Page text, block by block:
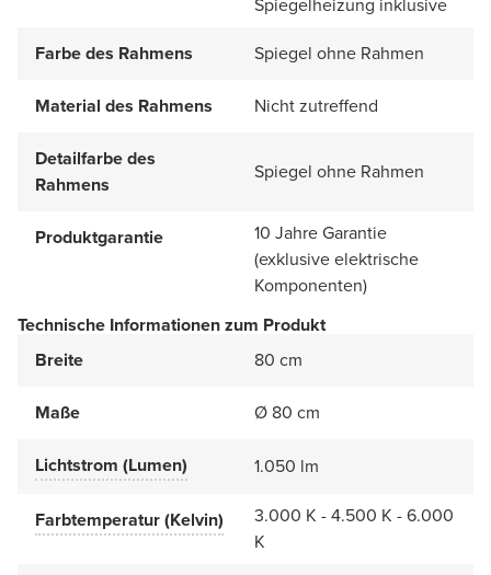
Farbe des Rahmens
Spiegel ohne Rahmen
Material des Rahmens Nicht zutreffend
Detailfarbe des
Rahmens
Spiegel ohne Rahmen
Produktgarantie
10 Jahre Garantie
(exklusive elektrische
Komponenten)
Technische Informationen zum Produkt
Breite
80 cm
Maße Ø 80 cm
Lichtstrom (Lumen) 1.050 lm
Farbtemperatur (Kelvin)
3.000 K - 4.500 K - 6.000
K